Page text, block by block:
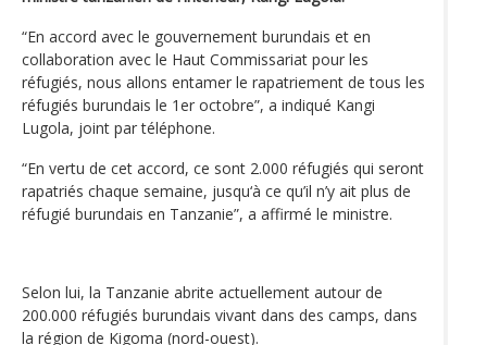
“En accord avec le gouvernement burundais et en
collaboration avec le Haut Commissariat pour les
réfugiés, nous allons entamer le rapatriement de tous les
réfugiés burundais le 1er octobre”, a indiqué Kangi
Lugola, joint par téléphone.
“En vertu de cet accord, ce sont 2.000 réfugiés qui seront
rapatriés chaque semaine, jusqu‘à ce qu’il n’y ait plus de
réfugié burundais en Tanzanie”, a affirmé le ministre.
Selon lui, la Tanzanie abrite actuellement autour de
200.000 réfugiés burundais vivant dans des camps, dans
la région de Kigoma (nord-ouest).